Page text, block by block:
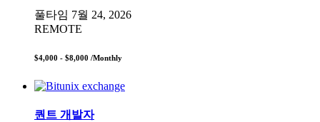
풀타임 7월 24, 2026
REMOTE
$4,000 - $8,000 /Monthly
퀀트 개발자